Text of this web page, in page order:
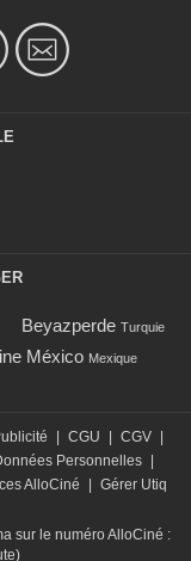
Beyazperde Turquie
México Mexique
CGU CGV
Personnelles
AlloCiné
Gérer Utiq
sur le numéro AlloCiné :